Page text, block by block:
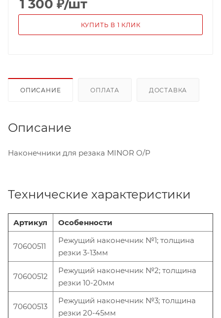
1 300 ₽/шт
КУПИТЬ В 1 КЛИК
ОПИСАНИЕ ОПЛАТА ДОСТАВКА
Описание
Наконечники для резака MINOR O/P
Технические характеристики
Артикул Особенности
70600511
Режущий наконечник №1; толщина
резки 3-13мм
70600512
Режущий наконечник №2; толщина
резки 10-20мм
70600513
Режущий наконечник №3; толщина
резки 20-45мм